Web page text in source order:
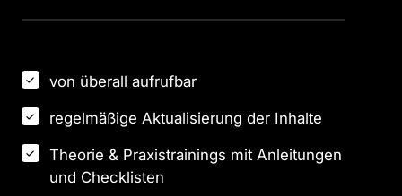
von überall aufrufbar
regelmäßige Aktualisierung der Inhalte
Theorie & Praxistrainings mit Anleitungen
und Checklisten